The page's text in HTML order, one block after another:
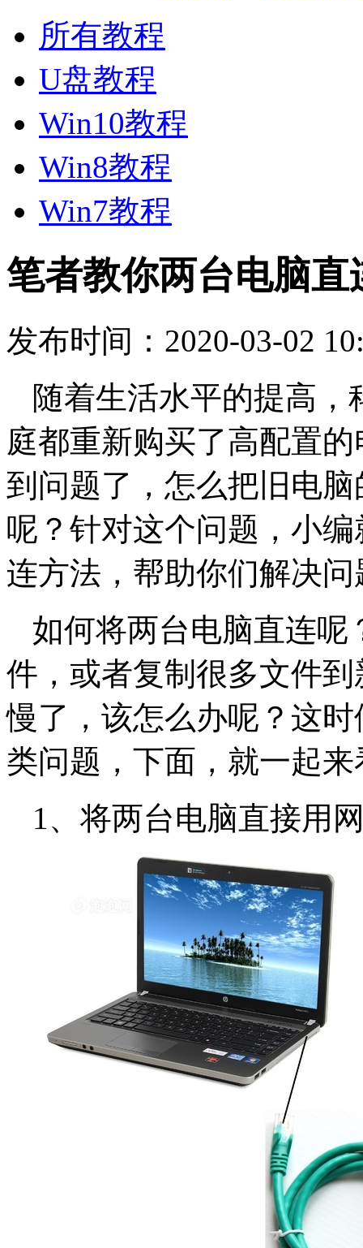
所有教程
U盘教程
Win10教程
Win8教程
Win7教程
笔者教你两台电脑
发布时间：2020-03-02
随着生活水平的提高
庭都重新购买了高配置
到问题了，怎么把旧电
呢？针对这个问题，小
连方法，帮助你们解决问
如何将两台电脑直连呢
件，或者复制很多文件
慢了，该怎么办呢？这
类问题，下面，就一起
1、将两台电脑直接用